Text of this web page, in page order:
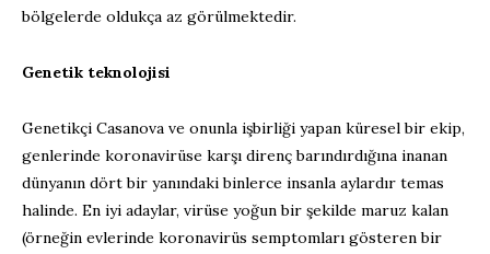
bölgelerde oldukça az görülmektedir.
Genetik teknolojisi
Genetikçi Casanova ve onunla işbirliği yapan küresel bir ekip,
genlerinde koronavirüse karşı direnç barındırdığına inanan
dünyanın dört bir yanındaki binlerce insanla aylardır temas
halinde. En iyi adaylar, virüse yoğun bir şekilde maruz kalan
(örneğin evlerinde koronavirüs semptomları gösteren bir